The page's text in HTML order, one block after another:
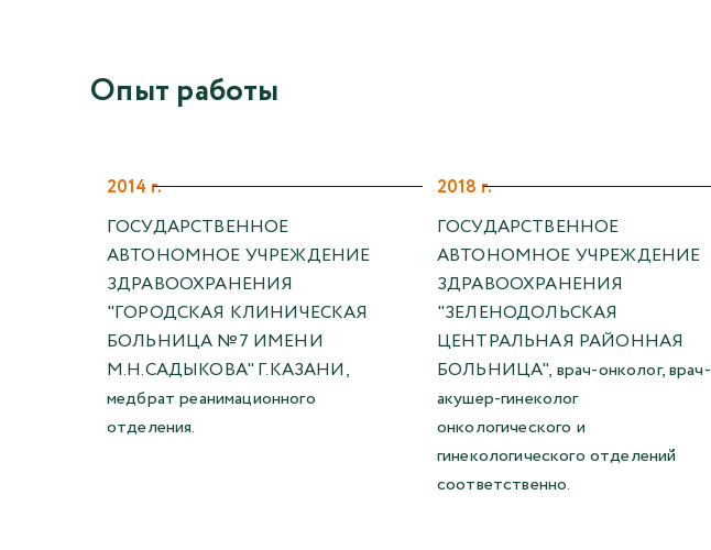
Опыт работы
2014 г.
ГОСУДАРСТВЕННОЕ
АВТОНОМНОЕ УЧРЕЖДЕНИЕ
ЗДРАВООХРАНЕНИЯ
"ГОРОДСКАЯ КЛИНИЧЕСКАЯ
БОЛЬНИЦА №7 ИМЕНИ
М.Н.САДЫКОВА" Г.КАЗАНИ,
медбрат реанимационного
отделения.
2018 г.
ГОСУДАРСТВЕННОЕ
АВТОНОМНОЕ УЧРЕЖДЕНИЕ
ЗДРАВООХРАНЕНИЯ
"ЗЕЛЕНОДОЛЬСКАЯ
ЦЕНТРАЛЬНАЯ РАЙОННАЯ
БОЛЬНИЦА", врач-онколог, врач-
акушер-гинеколог
онкологического и
гинекологического отделений
соответственно.